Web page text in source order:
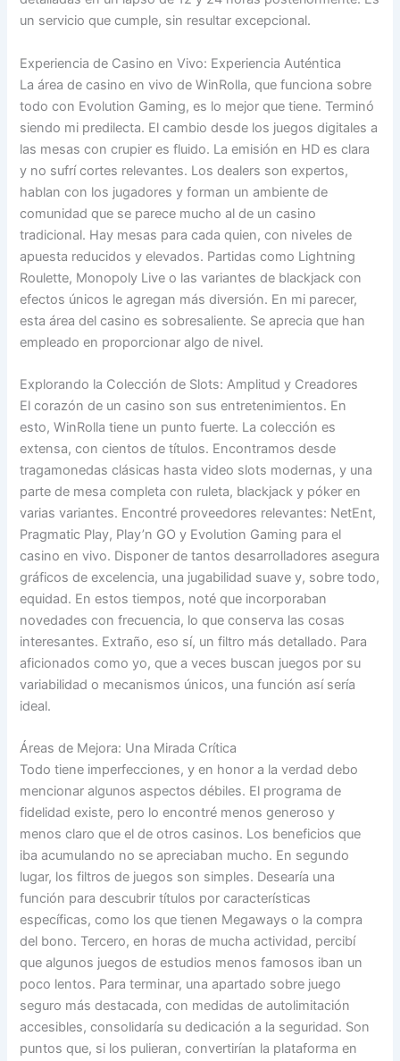
un servicio que cumple, sin resultar excepcional.
Experiencia de Casino en Vivo: Experiencia Auténtica
La área de casino en vivo de WinRolla, que funciona sobre
todo con Evolution Gaming, es lo mejor que tiene. Terminó
siendo mi predilecta. El cambio desde los juegos digitales a
las mesas con crupier es fluido. La emisión en HD es clara
y no sufrí cortes relevantes. Los dealers son expertos,
hablan con los jugadores y forman un ambiente de
comunidad que se parece mucho al de un casino
tradicional. Hay mesas para cada quien, con niveles de
apuesta reducidos y elevados. Partidas como Lightning
Roulette, Monopoly Live o las variantes de blackjack con
efectos únicos le agregan más diversión. En mi parecer,
esta área del casino es sobresaliente. Se aprecia que han
empleado en proporcionar algo de nivel.
Explorando la Colección de Slots: Amplitud y Creadores
El corazón de un casino son sus entretenimientos. En
esto, WinRolla tiene un punto fuerte. La colección es
extensa, con cientos de títulos. Encontramos desde
tragamonedas clásicas hasta video slots modernas, y una
parte de mesa completa con ruleta, blackjack y póker en
varias variantes. Encontré proveedores relevantes: NetEnt,
Pragmatic Play, Play’n GO y Evolution Gaming para el
casino en vivo. Disponer de tantos desarrolladores asegura
gráficos de excelencia, una jugabilidad suave y, sobre todo,
equidad. En estos tiempos, noté que incorporaban
novedades con frecuencia, lo que conserva las cosas
interesantes. Extraño, eso sí, un filtro más detallado. Para
aficionados como yo, que a veces buscan juegos por su
variabilidad o mecanismos únicos, una función así sería
ideal.
Áreas de Mejora: Una Mirada Crítica
Todo tiene imperfecciones, y en honor a la verdad debo
mencionar algunos aspectos débiles. El programa de
fidelidad existe, pero lo encontré menos generoso y
menos claro que el de otros casinos. Los beneficios que
iba acumulando no se apreciaban mucho. En segundo
lugar, los filtros de juegos son simples. Desearía una
función para descubrir títulos por características
específicas, como los que tienen Megaways o la compra
del bono. Tercero, en horas de mucha actividad, percibí
que algunos juegos de estudios menos famosos iban un
poco lentos. Para terminar, una apartado sobre juego
seguro más destacada, con medidas de autolimitación
accesibles, consolidaría su dedicación a la seguridad. Son
puntos que, si los pulieran, convertirían la plataforma en